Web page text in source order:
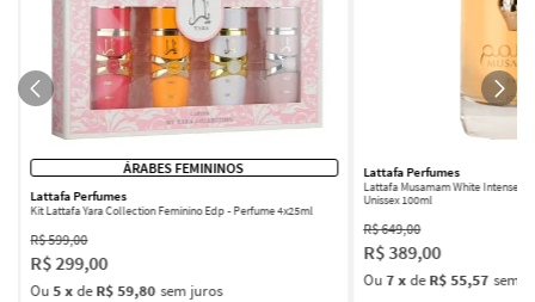
ÁRABES FEMININOS
Lattafa Perfumes
Kit Lattafa Yara Collection Feminino Edp - Perfume 4x25ml
R$599,00
R$ 299,00
Ou5 xdeR$ 59,80 sem juros
Lattafa Perfumes
Lattafa Musamam White Intense
Unissex 100ml
R$649,00
R$389,00
Ou7xdeR$ 55,57 sem